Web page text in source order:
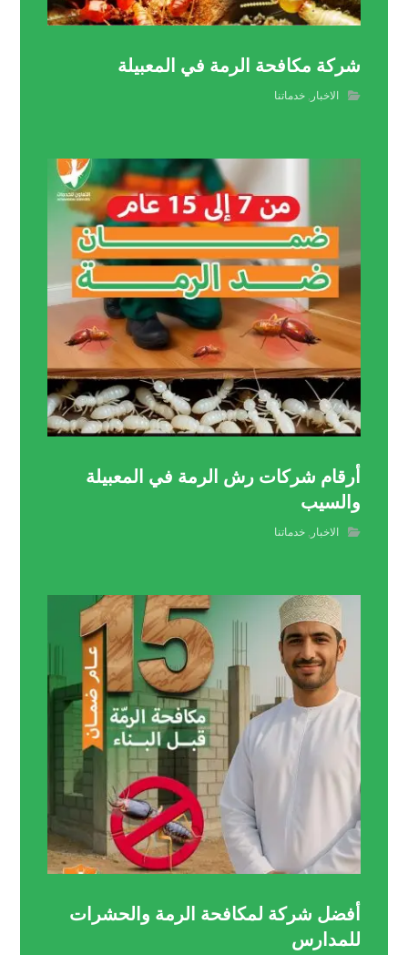
شركة مكافحة الرمة في المعبيلة
الاخبار ,خدماتنا
أرقام شركات رش الرمة في المعبيلة
والسيب
الاخبار ,خدماتنا
أفضل شركة لمكافحة الرمة والحشرات
للمدارس